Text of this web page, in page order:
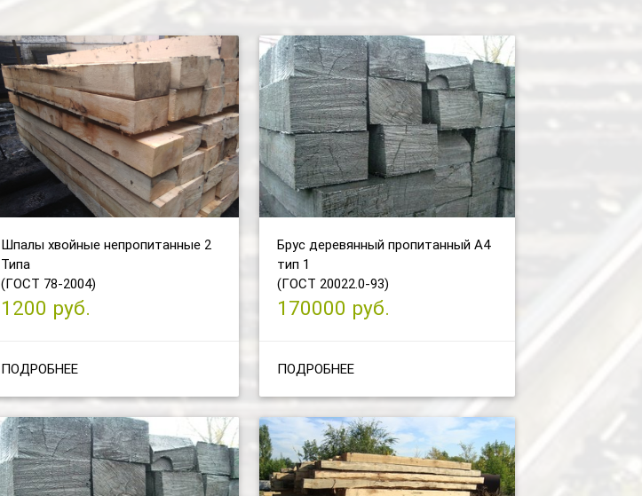
Шпалы хвойные непропитанные 2
Типа
(ГОСТ 78-2004)
1200 руб.
ПОДРОБНЕЕ
Брус деревянный пропитанный А4
тип 1
(ГОСТ 20022.0-93)
170000 руб.
ПОДРОБНЕЕ